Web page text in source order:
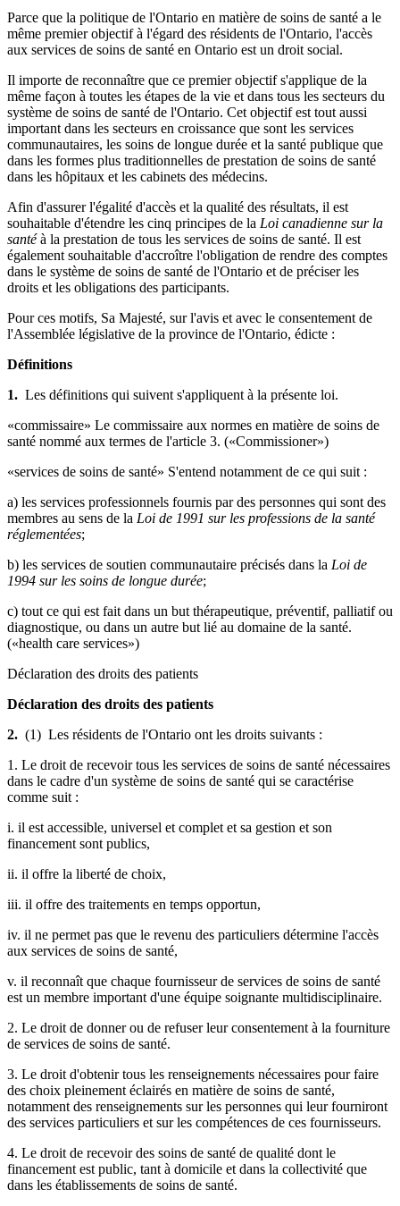
Parce que la politique de l'Ontario en matière de soins de santé a le
même premier objectif à l'égard des résidents de l'Ontario, l'accès
aux services de soins de santé en Ontario est un droit social.
Il importe de reconnaître que ce premier objectif s'applique de la
même façon à toutes les étapes de la vie et dans tous les secteurs du
système de soins de santé de l'Ontario. Cet objectif est tout aussi
important dans les secteurs en croissance que sont les services
communautaires, les soins de longue durée et la santé publique que
dans les formes plus traditionnelles de prestation de soins de santé
dans les hôpitaux et les cabinets des médecins.
Afin d'assurer l'égalité d'accès et la qualité des résultats, il est
souhaitable d'étendre les cinq principes de la Loi canadienne sur la
santéà la prestation de tous les services de soins de santé. Il est
également souhaitable d'accroître l'obligation de rendre des comptes
dans le système de soins de santé de l'Ontario et de préciser les
droits et les obligations des participants.
Pour ces motifs, Sa Majesté, sur l'avis et avec le consentement de
l'Assemblée législative de la province de l'Ontario, édicte :
Définitions
1. Les définitions qui suivent s'appliquent à la présente loi.
«commissaire» Le commissaire aux normes en matière de soins de
santé nommé aux termes de l'article 3. («Commissioner»)
«services de soins de santé» S'entend notamment de ce qui suit :
a) les services professionnels fournis par des personnes qui sont des
membres au sens de la Loi de 1991 sur les professions de la santé
réglementées;
b) les services de soutien communautaire précisés dans la Loi de
1994 sur les soins de longue durée;
c) tout ce qui est fait dans un but thérapeutique, préventif, palliatif ou
diagnostique, ou dans un autre but lié au domaine de la santé.
(«health care services»)
Déclaration des droits des patients
Déclaration des droits des patients
2. (1) Les résidents de l'Ontario ont les droits suivants :
1. Le droit de recevoir tous les services de soins de santé nécessaires
dans le cadre d'un système de soins de santé qui se caractérise
comme suit :
i. il est accessible, universel et complet et sa gestion et son
financement sont publics,
ii. il offre la liberté de choix,
iii. il offre des traitements en temps opportun,
iv. il ne permet pas que le revenu des particuliers détermine l'accès
aux services de soins de santé,
v. il reconnaît que chaque fournisseur de services de soins de santé
est un membre important d'une équipe soignante multidisciplinaire.
2. Le droit de donner ou de refuser leur consentement à la fourniture
de services de soins de santé.
3. Le droit d'obtenir tous les renseignements nécessaires pour faire
des choix pleinement éclairés en matière de soins de santé,
notamment des renseignements sur les personnes qui leur fourniront
des services particuliers et sur les compétences de ces fournisseurs.
4. Le droit de recevoir des soins de santé de qualité dont le
financement est public, tant à domicile et dans la collectivité que
dans les établissements de soins de santé.